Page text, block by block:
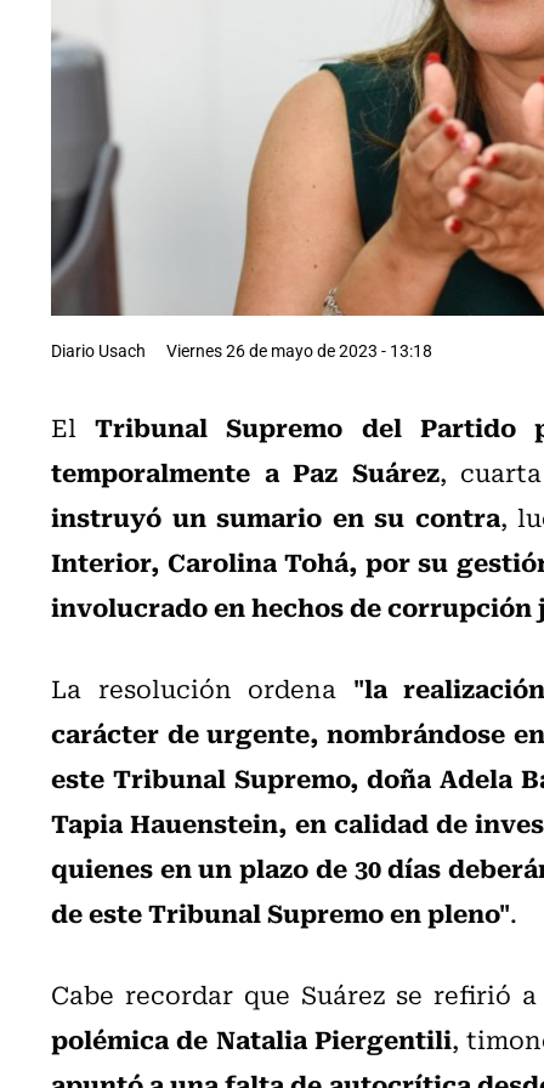
Diario Usach Viernes 26 de mayo de 2023 - 13:18
ElTribunal Supremo del Partido
temporalmente a Paz Suárez,
instruyó un sumario en su contra,
Interior, Carolina Tohá, por su
involucrado en hechos de corrupción
La resolución ordena "la
carácter de urgente, nombrándose
este Tribunal Supremo, doña Adela
Tapia Hauenstein, en calidad de
quienes en un plazo de 30 días
de este Tribunal Supremo en pleno".
Cabe recordar que Suárez se
polémica de Natalia Piergentili,